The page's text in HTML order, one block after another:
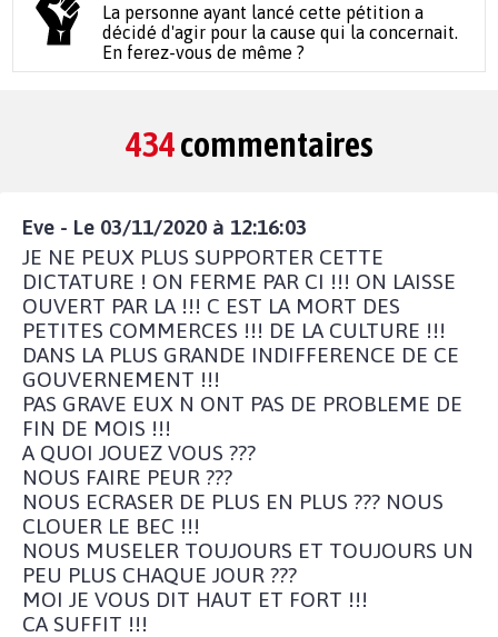
La personne ayant lancé cette pétition a
décidé d'agir pour la cause qui la concernait.
En ferez-vous de même ?
434commentaires
Eve - Le 03/11/2020 à 12:16:03
JE NE PEUX PLUS SUPPORTER CETTE
DICTATURE ! ON FERME PAR CI !!! ON LAISSE
OUVERT PAR LA !!! C EST LA MORT DES
PETITES COMMERCES !!! DE LA CULTURE !!!
DANS LA PLUS GRANDE INDIFFERENCE DE CE
GOUVERNEMENT !!!
PAS GRAVE EUX N ONT PAS DE PROBLEME DE
FIN DE MOIS !!!
A QUOI JOUEZ VOUS ???
NOUS FAIRE PEUR ???
NOUS ECRASER DE PLUS EN PLUS ??? NOUS
CLOUER LE BEC !!!
NOUS MUSELER TOUJOURS ET TOUJOURS UN
PEU PLUS CHAQUE JOUR ???
MOI JE VOUS DIT HAUT ET FORT !!!
CA SUFFIT !!!